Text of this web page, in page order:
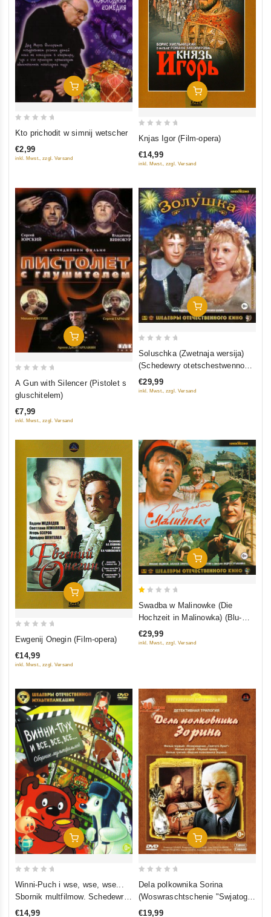
In Den Warenkorb
of
Kto prichodit w simnij wetscher
€2,99
inkl. Mwst., zzgl. Versand
In Den Warenkorb
out
of
Knjas Igor (Film-opera)
€14,99
inkl. Mwst., zzgl. Versand
In Den Warenkorb
5
A Gun with Silencer (Pistolet s
gluschitelem)
€7,99
inkl. Mwst., zzgl. Versand
In Den Warenkorb
5
Soluschka (Zwetnaja wersija)
(Schedewry otetschestwennogo
kino) (Blu-ray)
€29,99
inkl. Mwst., zzgl. Versand
In Den Warenkorb
out
of
Ewgenij Onegin (Film-opera)
€14,99
inkl. Mwst., zzgl. Versand
In Den Warenkorb
5
Swadba w Malinowke (Die
Hochzeit in Malinowka) (Blu-
Ray)
€29,99
inkl. Mwst., zzgl. Versand
In Den Warenkorb
Winni-Puch i wse, wse, wse...
Sbornik multfilmow. Schedewry
otetschestwennoj multiplikazii
€14,99
In Den Warenkorb
Dela polkownika Sorina
(Woswraschtschenie "Swjatogo
Luki", Tschjornyj Prinz, Wersija
€19,99